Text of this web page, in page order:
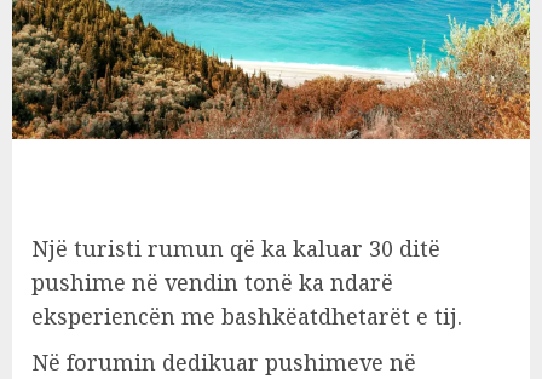
Një turisti rumun që ka kaluar 30 ditë
pushime në vendin tonë ka ndarë
eksperiencën me bashkëatdhetarët e tij.
Në forumin dedikuar pushimeve në